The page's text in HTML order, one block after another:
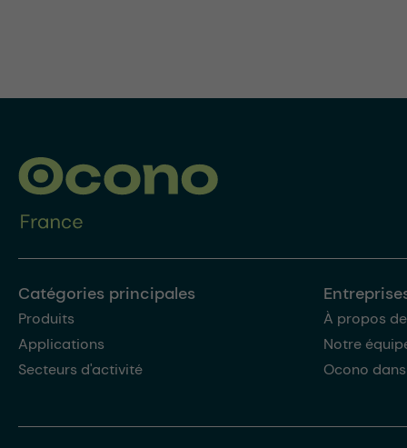
Catégories principales
Produits
Applications
Secteurs d'activité
À propos
Notre
Ocono